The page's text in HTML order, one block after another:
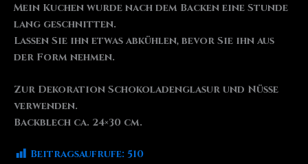
Mein Kuchen wurde nach dem Backen eine Stunde
lang geschnitten.
Lassen Sie ihn etwas abkühlen, bevor Sie ihn aus
der Form nehmen.
Zur Dekoration Schokoladenglasur und Nüsse
verwenden.
Backblech ca. 24×30 cm.
Beitragsaufrufe: 510